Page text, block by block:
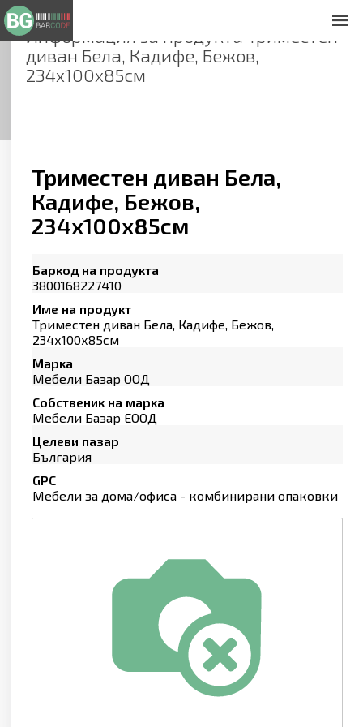
Информация за продуктаТриместен
диван Бела, Кадифе, Бежов,
234х100х85см
Триместен диван Бела,
Кадифе, Бежов,
234х100х85см
Баркод на продукта
3800168227410
Име на продукт
Триместен диван Бела, Кадифе, Бежов,
234х100х85см
Марка
Мебели Базар ООД
Собственик на марка
Мебели Базар ЕООД
Целеви пазар
България
GPC
Мебели за дома/офиса - комбинирани опаковки
Общи условия
Декларация за проверителност